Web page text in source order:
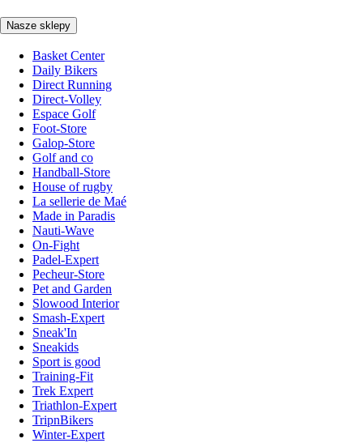
Nasze sklepy
Basket Center
Daily Bikers
Direct Running
Direct-Volley
Espace Golf
Foot-Store
Galop-Store
Golf and co
Handball-Store
House of rugby
La sellerie de Maé
Made in Paradis
Nauti-Wave
On-Fight
Padel-Expert
Pecheur-Store
Pet and Garden
Slowood Interior
Smash-Expert
Sneak'In
Sneakids
Sport is good
Training-Fit
Trek Expert
Triathlon-Expert
TripnBikers
Winter-Expert